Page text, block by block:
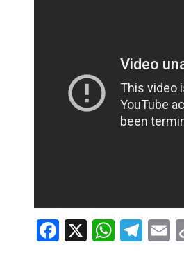
Facebook
X